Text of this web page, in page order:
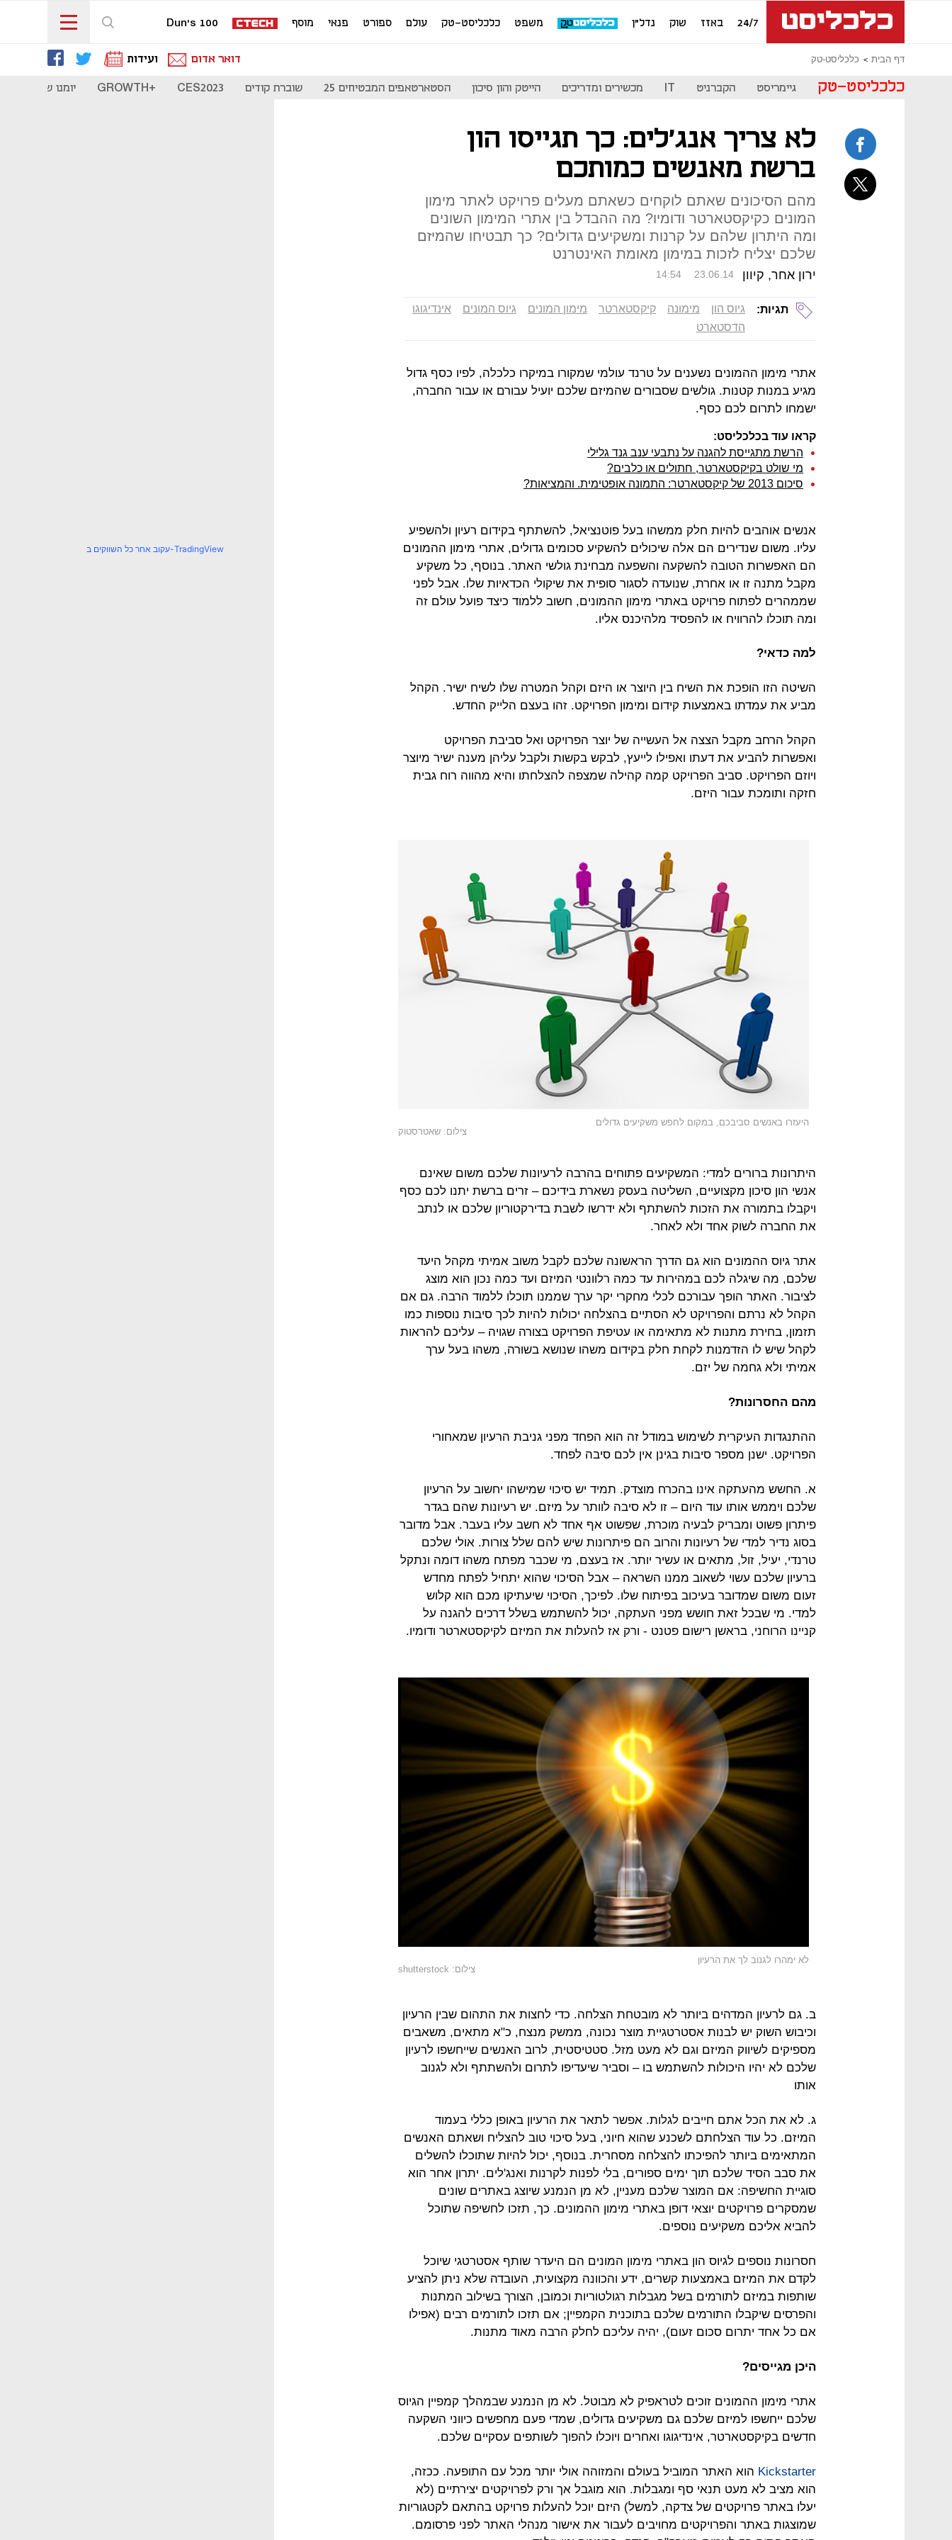
24/7 באזז שוק נדל"ן משפט כלכליסט-טק עולם ספורט פנאי מוסף Dun's 100
דף הבית כלכליסט-טק דואר אדום ועידות
כלכליסט-טק גיימריסט הקברניט IT מכשירים ומדריכים הייטק והון סיכון הסטארטאפים המבטיחים 25 שוברת קודים CES2023
+GROWTH יומנו של
לא צריך אנג'לים: כך תגייסו הון
ברשת מאנשים כמותכם
מהם הסיכונים שאתם לוקחים כשאתם מעלים פרויקט לאתר מימון
המונים כקיקסטארטר ודומיו? מה ההבדל בין אתרי המימון השונים
ומה היתרון שלהם על קרנות ומשקיעים גדולים? כך תבטיחו שהמיזם
שלכם יצליח לזכות במימון מאומת האינטרנט
ירון אחר, קיוון 14:54 23.06.14
תגיות: גיוס הון מימונה קיקסטארטר מימון המונים גיוס המונים
אינדיגוגו
הדסטארט
אתרי מימון ההמונים נשענים על טרנד עולמי שמקורו במיקרו כלכלה, לפיו כסף גדול
מגיע במנות קטנות. גולשים שסבורים שהמיזם שלכם יועיל עבורם או עבור החברה,
ישמחו לתרום לכם כסף.
קראו עוד בכלכליסט:
הרשת מתגייסת להגנה על נתבעי ענב גנד גלילי
מי שולט בקיקסטארטר, חתולים או כלבים?
סיכום 2013 של קיקסטארטר: התמונה אופטימית. והמציאות?
אנשים אוהבים להיות חלק ממשהו בעל פוטנציאל, להשתתף בקידום רעיון ולהשפיע
עליו. משום שנדירים הם אלה שיכולים להשקיע סכומים גדולים, אתרי מימון ההמונים
הם האפשרות הטובה להשקעה והשפעה מבחינת גולשי האתר. בנוסף, כל משקיע
מקבל מתנה זו או אחרת, שנועדה לסגור סופית את שיקולי הכדאיות שלו. אבל לפני
שממהרים לפתוח פרויקט באתרי מימון ההמונים, חשוב ללמוד כיצד פועל עולם זה
ומה תוכלו להרוויח או להפסיד מלהיכנס אליו.
למה כדאי?
השיטה הזו הופכת את השיח בין היוצר או היזם וקהל המטרה שלו לשיח ישיר. הקהל
מביע את עמדתו באמצעות קידום ומימון הפרויקט. זהו בעצם הלייק החדש.
הקהל הרחב מקבל הצצה אל העשייה של יוצר הפרויקט ואל סביבת הפרויקט
ואפשרות להביע את דעתו ואפילו לייעץ, לבקש בקשות ולקבל עליהן מענה ישיר מיוצר
ויוזם הפרויקט. סביב הפרויקט קמה קהילה שמצפה להצלחתו והיא מהווה רוח גבית
חזקה ותומכת עבור היזם.
היעזרו באנשים סביבכם, במקום לחפש משקיעים גדולים
צילום: שאטרסטוק
היתרונות ברורים למדי: המשקיעים פתוחים בהרבה לרעיונות שלכם משום שאינם
אנשי הון סיכון מקצועיים, השליטה בעסק נשארת בידיכם – זרים ברשת יתנו לכם כסף
ויקבלו בתמורה את הזכות להשתתף ולא ידרשו לשבת בדירקטוריון שלכם או לנתב
את החברה לשוק אחד ולא לאחר.
אתר גיוס ההמונים הוא גם הדרך הראשונה שלכם לקבל משוב אמיתי מקהל היעד
שלכם, מה שיגלה לכם במהירות עד כמה רלוונטי המיזם ועד כמה נכון הוא מוצג
לציבור. האתר הופך עבורכם לכלי מחקרי יקר ערך שממנו תוכלו ללמוד הרבה. גם אם
הקהל לא נרתם והפרויקט לא הסתיים בהצלחה יכולות להיות לכך סיבות נוספות כמו
תזמון, בחירת מתנות לא מתאימה או עטיפת הפרויקט בצורה שגויה – עליכם להראות
לקהל שיש לו הזדמנות לקחת חלק בקידום משהו שנושא בשורה, משהו בעל ערך
אמיתי ולא גחמה של יזם.
מהם החסרונות?
ההתנגדות העיקרית לשימוש במודל זה הוא הפחד מפני גניבת הרעיון שמאחורי
הפרויקט. ישנן מספר סיבות בגינן אין לכם סיבה לפחד.
א. החשש מהעתקה אינו בהכרח מוצדק. תמיד יש סיכוי שמישהו יחשוב על הרעיון
שלכם ויממש אותו עוד היום – זו לא סיבה לוותר על מיזם. יש רעיונות שהם בגדר
פיתרון פשוט ומבריק לבעיה מוכרת, שפשוט אף אחד לא חשב עליו בעבר. אבל מדובר
בסוג נדיר למדי של רעיונות והרוב הם פיתרונות שיש להם שלל צורות. אולי שלכם
טרנדי, יעיל, זול, מתאים או עשיר יותר. אז בעצם, מי שכבר מפתח משהו דומה ונתקל
ברעיון שלכם עשוי לשאוב ממנו השראה – אבל הסיכוי שהוא יתחיל לפתח מחדש
זעום משום שמדובר בעיכוב בפיתוח שלו. לפיכך, הסיכוי שיעתיקו מכם הוא קלוש
למדי. מי שבכל זאת חושש מפני העתקה, יכול להשתמש בשלל דרכים להגנה על
קניינו הרוחני, בראשן רישום פטנט - ורק אז להעלות את המיזם לקיקסטארטר ודומיו.
לא ימהרו לגנוב לך את הרעיון
צילום: shutterstock
ב. גם לרעיון המדהים ביותר לא מובטחת הצלחה. כדי לחצות את התהום שבין הרעיון
וכיבוש השוק יש לבנות אסטרטגיית מוצר נכונה, ממשק מנצח, כ"א מתאים, משאבים
מספיקים לשיווק המיזם וגם לא מעט מזל. סטטיסטית, לרוב האנשים שייחשפו לרעיון
שלכם לא יהיו היכולות להשתמש בו – וסביר שיעדיפו לתרום ולהשתתף ולא לגנוב
אותו
ג. לא את הכל אתם חייבים לגלות. אפשר לתאר את הרעיון באופן כללי בעמוד
המיזם. כל עוד הצלחתם לשכנע שהוא חיוני, בעל סיכוי טוב להצליח ושאתם האנשים
המתאימים ביותר להפיכתו להצלחה מסחרית. בנוסף, יכול להיות שתוכלו להשלים
את סבב הסיד שלכם תוך ימים ספורים, בלי לפנות לקרנות ואנג'לים. יתרון אחר הוא
סוגיית החשיפה: אם המוצר שלכם מעניין, לא מן הנמנע שיוצג באתרים שונים
שמסקרים פרויקטים יוצאי דופן באתרי מימון ההמונים. כך, תזכו לחשיפה שתוכל
להביא אליכם משקיעים נוספים.
חסרונות נוספים לגיוס הון באתרי מימון המונים הם היעדר שותף אסטרטגי שיוכל
לקדם את המיזם באמצעות קשרים, ידע והכוונה מקצועית, העובדה שלא ניתן להציע
שותפות במיזם לתורמים בשל מגבלות רגולטוריות וכמובן, הצורך בשילוב המתנות
והפרסים שיקבלו התורמים שלכם בתוכנית הקמפיין; אם תזכו לתורמים רבים (אפילו
אם כל אחד יתרום סכום זעום), יהיה עליכם לחלק הרבה מאוד מתנות.
היכן מגייסים?
אתרי מימון ההמונים זוכים לטראפיק לא מבוטל. לא מן הנמנע שבמהלך קמפיין הגיוס
שלכם ייחשפו למיזם שלכם גם משקיעים גדולים, שמדי פעם מחפשים כיווני השקעה
חדשים בקיקסטארטר, אינדיגוגו ואחרים ויוכלו להפוך לשותפים עסקיים שלכם.
Kickstarter הוא האתר המוביל בעולם והמזוהה אולי יותר מכל עם התופעה. ככזה,
הוא מציב לא מעט תנאי סף ומגבלות. הוא מוגבל אך ורק לפרויקטים יצירתיים (לא
יעלו באתר פרויקטים של צדקה, למשל) היזם יוכל להעלות פרויקט בהתאם לקטגוריות
שמוצגות באתר והפרויקטים מחויבים לעבור את אישור מנהלי האתר לפני פרסומם.
עקוב אחר כל השווקים ב-TradingView